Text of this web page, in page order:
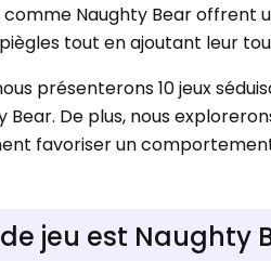
comme Naughty Bear
tout en ajoutant leur
présenterons 10 jeux
Bear. De plus, nous
favoriser un
jeu est Naughty